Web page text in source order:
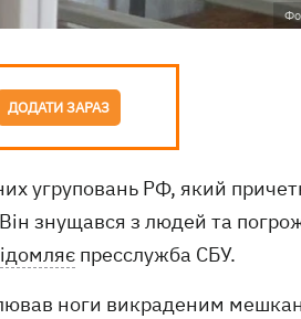
ДОДАТИ ЗАРАЗ
угруповань РФ, який
знущався з людей та
пресслужба СБУ.
ноги викраденим